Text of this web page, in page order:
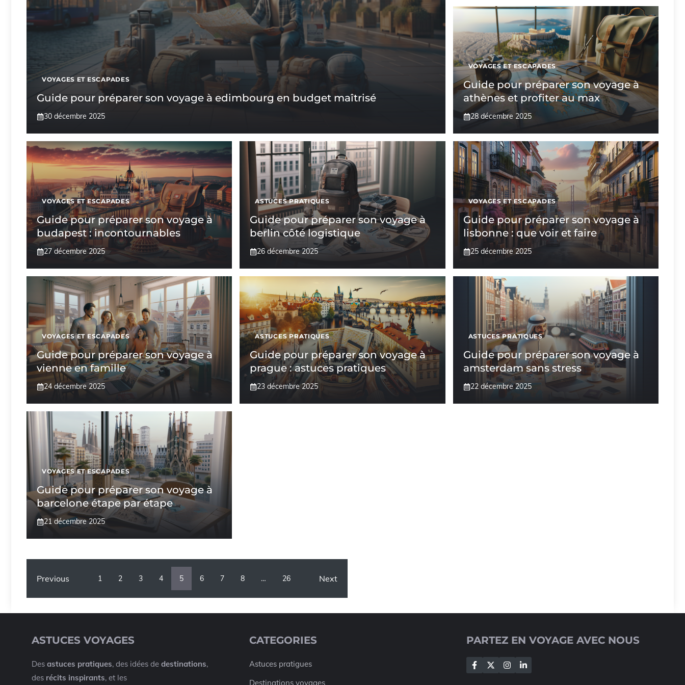
VOYAGES ET ESCAPADES
Guide pour préparer son voyage à edimbourg en budget maîtrisé
30 décembre 2025
VOYAGES ET ESCAPADES
Guide pour préparer son voyage à
athènes et profiter au max
28 décembre 2025
VOYAGES ET ESCAPADES
Guide pour préparer son voyage à
budapest : incontournables
27 décembre 2025
ASTUCES PRATIQUES
Guide pour préparer son voyage à
berlin côté logistique
26 décembre 2025
VOYAGES ET ESCAPADES
Guide pour préparer son voyage à
lisbonne : que voir et faire
25 décembre 2025
VOYAGES ET ESCAPADES
Guide pour préparer son voyage à
vienne en famille
24 décembre 2025
ASTUCES PRATIQUES
Guide pour préparer son voyage à
prague : astuces pratiques
23 décembre 2025
ASTUCES PRATIQUES
Guide pour préparer son voyage à
amsterdam sans stress
22 décembre 2025
VOYAGES ET ESCAPADES
Guide pour préparer son voyage à
barcelone étape par étape
21 décembre 2025
Previous 1 2 3 4 5 6 7 8 … 26 Next
ASTUCES VOYAGES
Des astuces pratiques, des idées de destinations,
des récits inspirants, et les
CATEGORIES
Astuces pratigues
Destinations voyages
PARTEZ EN VOYAGE AVEC NOUS